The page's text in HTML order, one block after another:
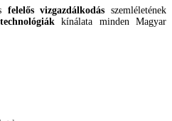
felelős vizgazdálkodás szemléletének
kínálata minden Magyar